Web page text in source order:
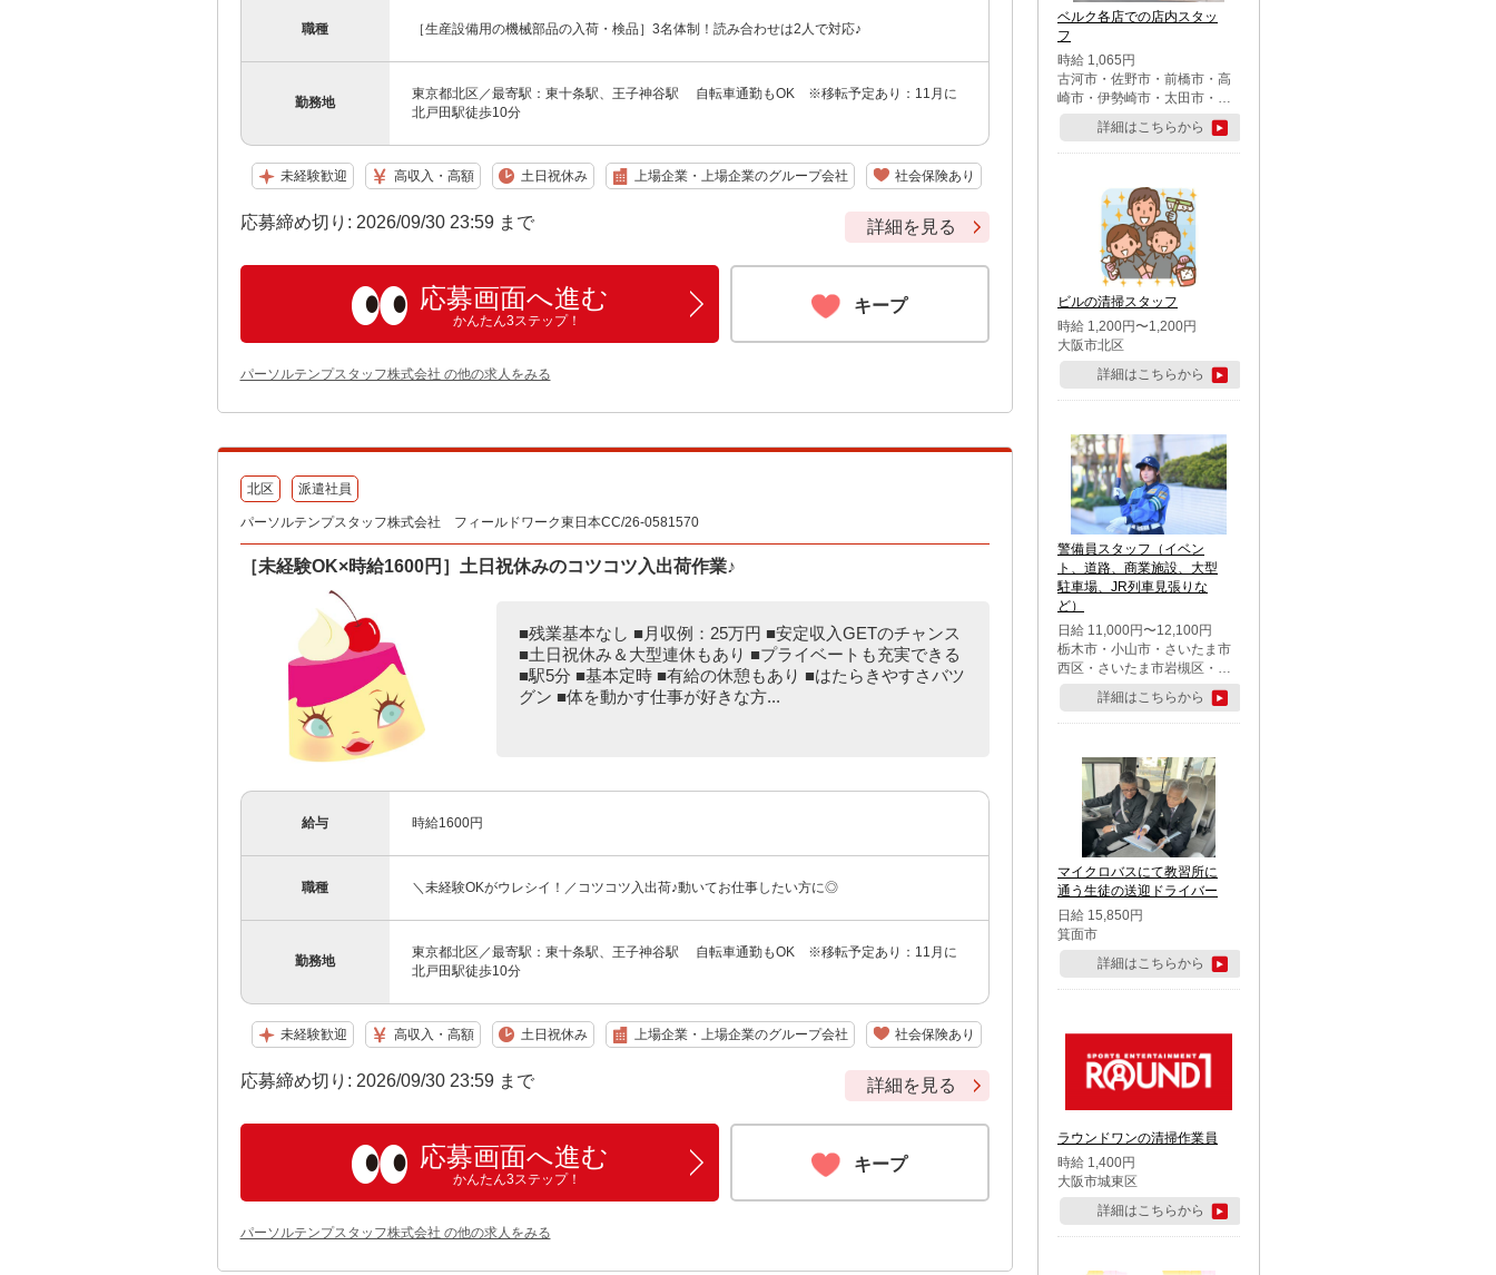
職種 ［生産設備用の機械部品の入荷・検品］3名体制！読み合わせは2人で対応♪
勤務地
東京都北区／最寄駅：東十条駅、王子神谷駅 自転車通勤もOK ※移転予定あり：11月に
北戸田駅徒歩10分
未経験歓迎 高収入・高額 土日祝休み 上場企業・上場企業のグループ会社 社会保険あり
応募締め切り: 2026/09/30 23:59 まで 詳細を見る
応募画面へ進む
かんたん3ステップ！
キープ
パーソルテンプスタッフ株式会社 の他の求人をみる
北区 派遣社員
パーソルテンプスタッフ株式会社 フィールドワーク東日本CC/26-0581570
［未経験OK×時給1600円］土日祝休みのコツコツ入出荷作業♪
■残業基本なし ■月収例：25万円 ■安定収入GETのチャンス
■土日祝休み＆大型連休もあり ■プライベートも充実できる
■駅5分 ■基本定時 ■有給の休憩もあり ■はたらきやすさバツ
グン ■体を動かす仕事が好きな方...
給与 時給1600円
職種 ＼未経験OKがウレシイ！／コツコツ入出荷♪動いてお仕事したい方に◎
勤務地
東京都北区／最寄駅：東十条駅、王子神谷駅 自転車通勤もOK ※移転予定あり：11月に
北戸田駅徒歩10分
未経験歓迎 高収入・高額 土日祝休み 上場企業・上場企業のグループ会社 社会保険あり
応募締め切り: 2026/09/30 23:59 まで 詳細を見る
応募画面へ進む
かんたん3ステップ！
キープ
パーソルテンプスタッフ株式会社 の他の求人をみる
ベルク各店での店内スタッ
フ
時給 1,065円
古河市・佐野市・前橋市・高
崎市・伊勢崎市・太田市・館
林市・藤岡市・大泉町・さい
たま市北区・川越市・熊谷
市・行田市・秩父市・所沢
市・鶴ケ島市・千葉市中央
区・市川市・松戸市・習志野
市・柏市・流山市・八千代
市・足立区・江戸川区・八王
子市・町田市
詳細はこちらから
ビルの清掃スタッフ
時給 1,200円〜1,200円
大阪市北区
詳細はこちらから
警備員スタッフ（イベン
ト、道路、商業施設、大型
駐車場、JR列車見張りな
ど）
日給 11,000円〜12,100円
栃木市・小山市・さいたま市
西区・さいたま市岩槻区・久
喜市・蓮田市
詳細はこちらから
マイクロバスにて教習所に
通う生徒の送迎ドライバー
日給 15,850円
箕面市
詳細はこちらから
ラウンドワンの清掃作業員
時給 1,400円
大阪市城東区
詳細はこちらから